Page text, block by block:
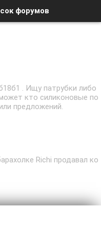
форумов
. Ищу патрубки либо
кто силиконовые по
предложений.
Richi продавал ко